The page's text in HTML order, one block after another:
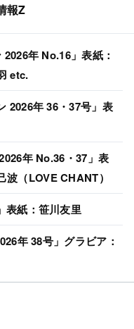
報Z
年 No.16」表紙：
etc.
2026年 36・37号」表
年 No.36・37」表
（LOVE CHANT）
表紙：笹川友里
年 38号」グラビア：